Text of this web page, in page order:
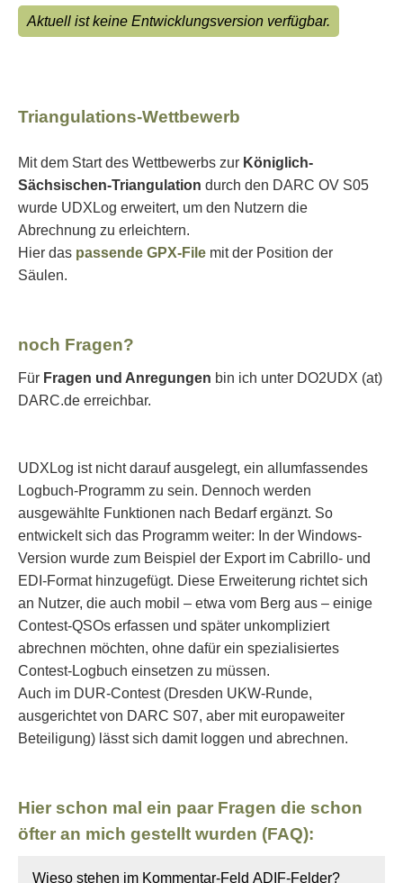
Aktuell ist keine Entwicklungsversion verfügbar.
Triangulations-Wettbewerb
Mit dem Start des Wettbewerbs zur Königlich-
Sächsischen-Triangulation durch den DARC OV S05
wurde UDXLog erweitert, um den Nutzern die
Abrechnung zu erleichtern.
Hier das passende GPX-File mit der Position der
Säulen.
noch Fragen?
Für Fragen und Anregungen bin ich unter DO2UDX (at)
DARC.de erreichbar.
UDXLog ist nicht darauf ausgelegt, ein allumfassendes
Logbuch-Programm zu sein. Dennoch werden
ausgewählte Funktionen nach Bedarf ergänzt. So
entwickelt sich das Programm weiter: In der Windows-
Version wurde zum Beispiel der Export im Cabrillo- und
EDI-Format hinzugefügt. Diese Erweiterung richtet sich
an Nutzer, die auch mobil – etwa vom Berg aus – einige
Contest-QSOs erfassen und später unkompliziert
abrechnen möchten, ohne dafür ein spezialisiertes
Contest-Logbuch einsetzen zu müssen.
Auch im DUR-Contest (Dresden UKW-Runde,
ausgerichtet von DARC S07, aber mit europaweiter
Beteiligung) lässt sich damit loggen und abrechnen.
Hier schon mal ein paar Fragen die schon
öfter an mich gestellt wurden (FAQ):
Wieso stehen im Kommentar-Feld ADIF-Felder?